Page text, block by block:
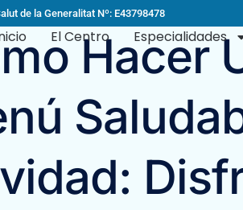
de la Generalitat Nº: E43798478
El Centro Especialidades
Hacer